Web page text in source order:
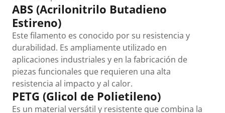
ABS (Acrilonitrilo Butadieno
Estireno)
Este filamento es conocido por su resistencia y
durabilidad. Es ampliamente utilizado en
aplicaciones industriales y en la fabricación de
piezas funcionales que requieren una alta
resistencia al impacto y al calor.
PETG (Glicol de Polietileno)
Es un material versátil y resistente que combina la